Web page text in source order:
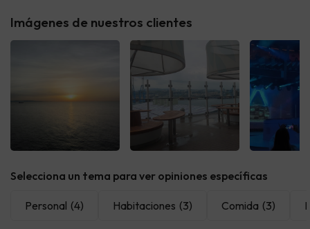
Imágenes de nuestros clientes
Selecciona un tema para ver opiniones específicas
Personal (4) Habitaciones (3) Comida (3)